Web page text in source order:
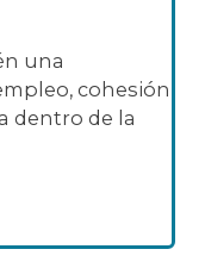
una
cohesión
dentro de la